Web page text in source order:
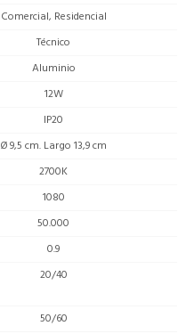
Comercial, Residencial
Técnico
Aluminio
12W
IP20
Ø 9,5 cm. Largo 13,9 cm
2700K
1080
50.000
0.9
20/40
50/60